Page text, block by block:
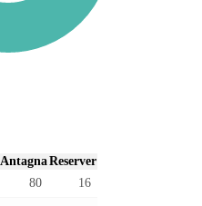
AntagnaReserver
80 16